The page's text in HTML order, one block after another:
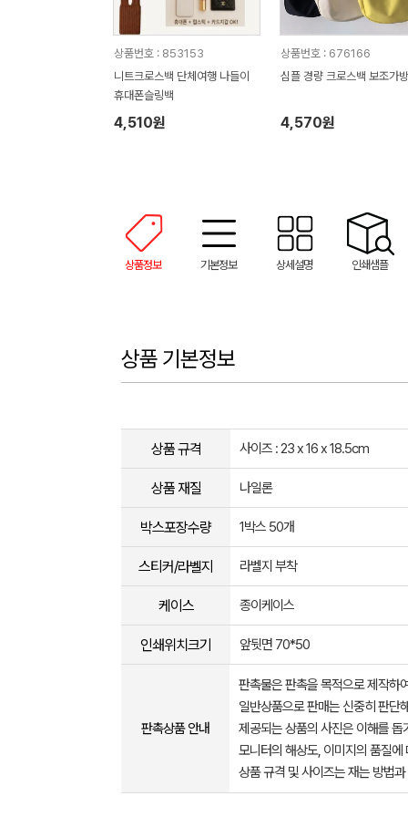
상품번호 : 853153
니트크로스백 단체여행 나들이
휴대폰슬링백
4,510원
상품번호 : 676166
심플 경량 크로스백 보조가방
4,570원
상품정보 기본정보 상세설명 인쇄샘플
상품 기본정보
상품 규격 사이즈 : 23 x 16 x 18.5cm
상품 재질 나일론
박스포장수량 1박스 50개
스티커/라벨지 라벨지 부착
케이스 종이케이스
인쇄위치크기 앞뒷면 70*50
판촉상품 안내
판촉물은 판촉을 목적으로 제작하
일반상품으로 판매는 신중히 판단
제공되는 상품의 사진은 이해를
모니터의 해상도, 이미지의 품질
상품 규격 및 사이즈는 재는 방법